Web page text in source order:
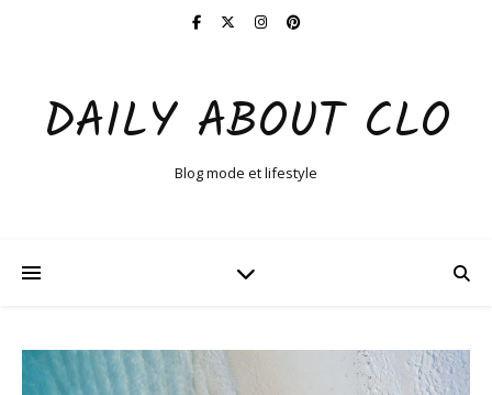
DAILY ABOUT CLO
Blog mode et lifestyle